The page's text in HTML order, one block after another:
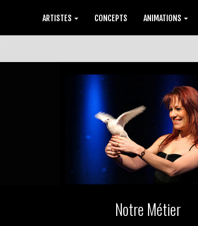
ARTISTES CONCEPTS ANIMATIONS
Notre Métier